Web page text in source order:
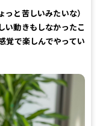
と苦しいみたいな）
い動きもしなかったこ
覚で楽しんでやってい